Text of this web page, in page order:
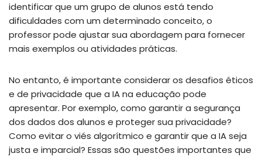
identificar que um grupo de alunos está tendo
dificuldades com um determinado conceito, o
professor pode ajustar sua abordagem para fornecer
mais exemplos ou atividades práticas.
No entanto, é importante considerar os desafios éticos
e de privacidade que a IA na educação pode
apresentar. Por exemplo, como garantir a segurança
dos dados dos alunos e proteger sua privacidade?
Como evitar o viés algorítmico e garantir que a IA seja
justa e imparcial? Essas são questões importantes que